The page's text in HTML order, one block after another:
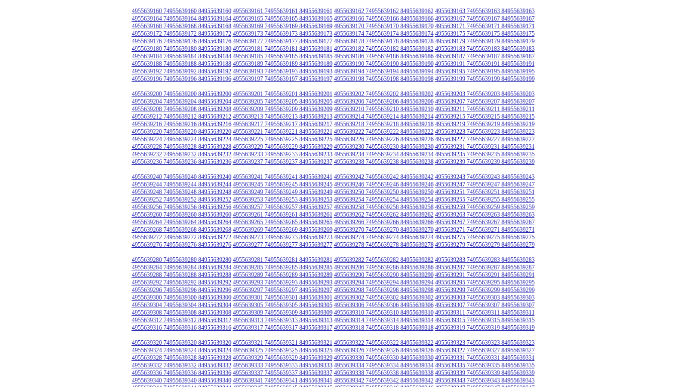
4955639160 74955639160 84955639160 4955639161 74955639161 84955639161 4955639162 74955639162 84955639162 4955639163 74955639163 84955639163
4955639164 74955639164 84955639164 4955639165 74955639165 84955639165 4955639166 74955639166 84955639166 4955639167 74955639167 84955639167
4955639168 74955639168 84955639168 4955639169 74955639169 84955639169 4955639170 74955639170 84955639170 4955639171 74955639171 84955639171
4955639172 74955639172 84955639172 4955639173 74955639173 84955639173 4955639174 74955639174 84955639174 4955639175 74955639175 84955639175
4955639176 74955639176 84955639176 4955639177 74955639177 84955639177 4955639178 74955639178 84955639178 4955639179 74955639179 84955639179
4955639180 74955639180 84955639180 4955639181 74955639181 84955639181 4955639182 74955639182 84955639182 4955639183 74955639183 84955639183
4955639184 74955639184 84955639184 4955639185 74955639185 84955639185 4955639186 74955639186 84955639186 4955639187 74955639187 84955639187
4955639188 74955639188 84955639188 4955639189 74955639189 84955639189 4955639190 74955639190 84955639190 4955639191 74955639191 84955639191
4955639192 74955639192 84955639192 4955639193 74955639193 84955639193 4955639194 74955639194 84955639194 4955639195 74955639195 84955639195
4955639196 74955639196 84955639196 4955639197 74955639197 84955639197 4955639198 74955639198 84955639198 4955639199 74955639199 84955639199
4955639200 74955639200 84955639200 4955639201 74955639201 84955639201 4955639202 74955639202 84955639202 4955639203 74955639203 84955639203
4955639204 74955639204 84955639204 4955639205 74955639205 84955639205 4955639206 74955639206 84955639206 4955639207 74955639207 84955639207
4955639208 74955639208 84955639208 4955639209 74955639209 84955639209 4955639210 74955639210 84955639210 4955639211 74955639211 84955639211
4955639212 74955639212 84955639212 4955639213 74955639213 84955639213 4955639214 74955639214 84955639214 4955639215 74955639215 84955639215
4955639216 74955639216 84955639216 4955639217 74955639217 84955639217 4955639218 74955639218 84955639218 4955639219 74955639219 84955639219
4955639220 74955639220 84955639220 4955639221 74955639221 84955639221 4955639222 74955639222 84955639222 4955639223 74955639223 84955639223
4955639224 74955639224 84955639224 4955639225 74955639225 84955639225 4955639226 74955639226 84955639226 4955639227 74955639227 84955639227
4955639228 74955639228 84955639228 4955639229 74955639229 84955639229 4955639230 74955639230 84955639230 4955639231 74955639231 84955639231
4955639232 74955639232 84955639232 4955639233 74955639233 84955639233 4955639234 74955639234 84955639234 4955639235 74955639235 84955639235
4955639236 74955639236 84955639236 4955639237 74955639237 84955639237 4955639238 74955639238 84955639238 4955639239 74955639239 84955639239
4955639240 74955639240 84955639240 4955639241 74955639241 84955639241 4955639242 74955639242 84955639242 4955639243 74955639243 84955639243
4955639244 74955639244 84955639244 4955639245 74955639245 84955639245 4955639246 74955639246 84955639246 4955639247 74955639247 84955639247
4955639248 74955639248 84955639248 4955639249 74955639249 84955639249 4955639250 74955639250 84955639250 4955639251 74955639251 84955639251
4955639252 74955639252 84955639252 4955639253 74955639253 84955639253 4955639254 74955639254 84955639254 4955639255 74955639255 84955639255
4955639256 74955639256 84955639256 4955639257 74955639257 84955639257 4955639258 74955639258 84955639258 4955639259 74955639259 84955639259
4955639260 74955639260 84955639260 4955639261 74955639261 84955639261 4955639262 74955639262 84955639262 4955639263 74955639263 84955639263
4955639264 74955639264 84955639264 4955639265 74955639265 84955639265 4955639266 74955639266 84955639266 4955639267 74955639267 84955639267
4955639268 74955639268 84955639268 4955639269 74955639269 84955639269 4955639270 74955639270 84955639270 4955639271 74955639271 84955639271
4955639272 74955639272 84955639272 4955639273 74955639273 84955639273 4955639274 74955639274 84955639274 4955639275 74955639275 84955639275
4955639276 74955639276 84955639276 4955639277 74955639277 84955639277 4955639278 74955639278 84955639278 4955639279 74955639279 84955639279
4955639280 74955639280 84955639280 4955639281 74955639281 84955639281 4955639282 74955639282 84955639282 4955639283 74955639283 84955639283
4955639284 74955639284 84955639284 4955639285 74955639285 84955639285 4955639286 74955639286 84955639286 4955639287 74955639287 84955639287
4955639288 74955639288 84955639288 4955639289 74955639289 84955639289 4955639290 74955639290 84955639290 4955639291 74955639291 84955639291
4955639292 74955639292 84955639292 4955639293 74955639293 84955639293 4955639294 74955639294 84955639294 4955639295 74955639295 84955639295
4955639296 74955639296 84955639296 4955639297 74955639297 84955639297 4955639298 74955639298 84955639298 4955639299 74955639299 84955639299
4955639300 74955639300 84955639300 4955639301 74955639301 84955639301 4955639302 74955639302 84955639302 4955639303 74955639303 84955639303
4955639304 74955639304 84955639304 4955639305 74955639305 84955639305 4955639306 74955639306 84955639306 4955639307 74955639307 84955639307
4955639308 74955639308 84955639308 4955639309 74955639309 84955639309 4955639310 74955639310 84955639310 4955639311 74955639311 84955639311
4955639312 74955639312 84955639312 4955639313 74955639313 84955639313 4955639314 74955639314 84955639314 4955639315 74955639315 84955639315
4955639316 74955639316 84955639316 4955639317 74955639317 84955639317 4955639318 74955639318 84955639318 4955639319 74955639319 84955639319
4955639320 74955639320 84955639320 4955639321 74955639321 84955639321 4955639322 74955639322 84955639322 4955639323 74955639323 84955639323
4955639324 74955639324 84955639324 4955639325 74955639325 84955639325 4955639326 74955639326 84955639326 4955639327 74955639327 84955639327
4955639328 74955639328 84955639328 4955639329 74955639329 84955639329 4955639330 74955639330 84955639330 4955639331 74955639331 84955639331
4955639332 74955639332 84955639332 4955639333 74955639333 84955639333 4955639334 74955639334 84955639334 4955639335 74955639335 84955639335
4955639336 74955639336 84955639336 4955639337 74955639337 84955639337 4955639338 74955639338 84955639338 4955639339 74955639339 84955639339
4955639340 74955639340 84955639340 4955639341 74955639341 84955639341 4955639342 74955639342 84955639342 4955639343 74955639343 84955639343